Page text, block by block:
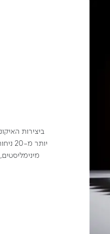
ביצירות